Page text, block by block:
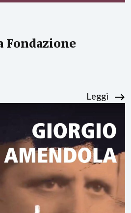
Fondazione
Leggi